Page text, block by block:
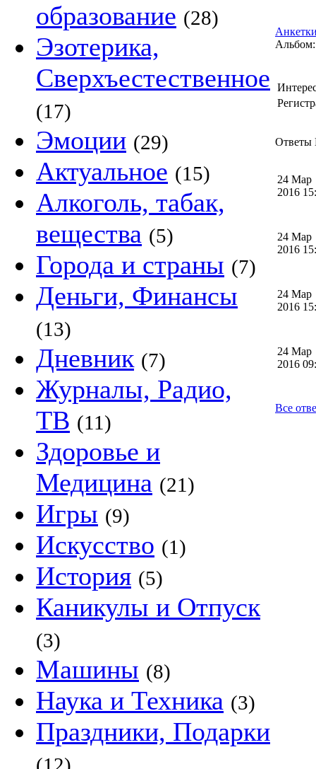
образование (28)
Эзотерика,
Сверхъестественное
(17)
Эмоции (29)
Актуальное (15)
Алкоголь, табак,
вещества (5)
Города и страны (7)
Деньги, Финансы
(13)
Дневник (7)
Журналы, Радио,
ТВ (11)
Здоровье и
Медицина (21)
Игры (9)
Искусство (1)
История (5)
Каникулы и Отпуск
(3)
Машины (8)
Наука и Техника (3)
Праздники, Подарки
Ответы
24 Мар
2016
24 Мар
2016
24 Мар
2016
24 Мар
2016
Все